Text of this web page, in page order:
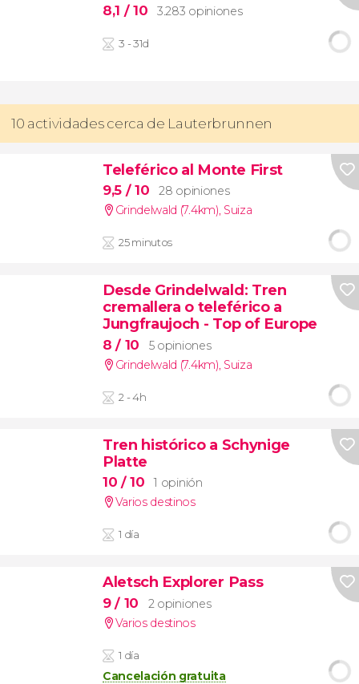
8,1 / 10 3.283 opiniones
3 - 31d
10 actividades cerca de Lauterbrunnen
Teleférico al Monte First
9,5 / 10
28 opiniones
Grindelwald (7.4km), Suiza
25 minutos
Desde Grindelwald: Tren
cremallera o teleférico a
Jungfraujoch - Top of Europe
8/ 10
5 opiniones
Grindelwald (7.4km), Suiza
2 - 4h
Tren histórico a Schynige
Platte
10 / 10
1 opinión
Varios destinos
1 día
Aletsch Explorer Pass
9/ 10
2 opiniones
Varios destinos
1 día
Cancelación gratuita